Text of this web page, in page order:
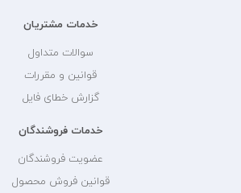
خدمات مشتریان
سوالات متداول
قوانین و مقررات
گزارش خطای فایل
خدمات فروشندگان
عضویت فروشندگان
قوانین فروش محصول